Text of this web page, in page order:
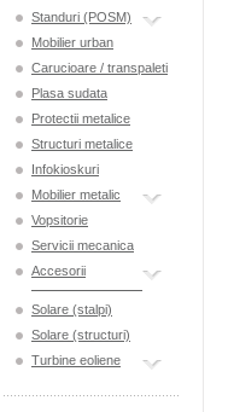
Standuri (POSM)
Mobilier urban
Carucioare / transpaleti
Plasa sudata
Protectii metalice
Structuri metalice
Infokioskuri
Mobilier metalic
Vopsitorie
Servicii mecanica
Accesorii
Solare (stalpi)
Solare (structuri)
Turbine eoliene